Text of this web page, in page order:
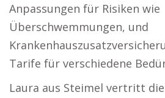
Anpassungen für Risiken wie
Überschwemmungen, und
Tarife für verschiedene
Laura aus Steimel vertritt